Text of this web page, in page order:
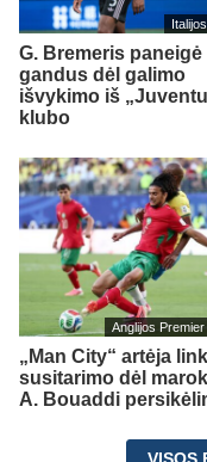
G. Bremeris paneigė
gandus dėl galimo
išvykimo iš
klubo
Anglijos
„Man City“ artėja link
susitarimo dėl
A. Bouaddi